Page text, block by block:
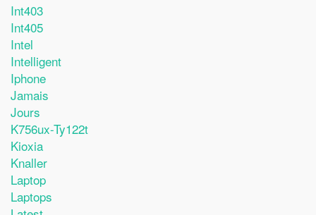
Int403
Int405
Intel
Intelligent
Iphone
Jamais
Jours
K756ux-Ty122t
Kioxia
Knaller
Laptop
Laptops